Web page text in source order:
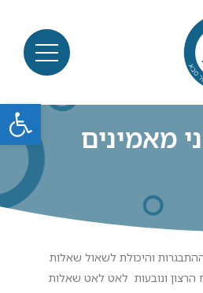
פתח
מאמינים
והיכולת לשאול שאלות
ונובעות לאט לאט שאלות